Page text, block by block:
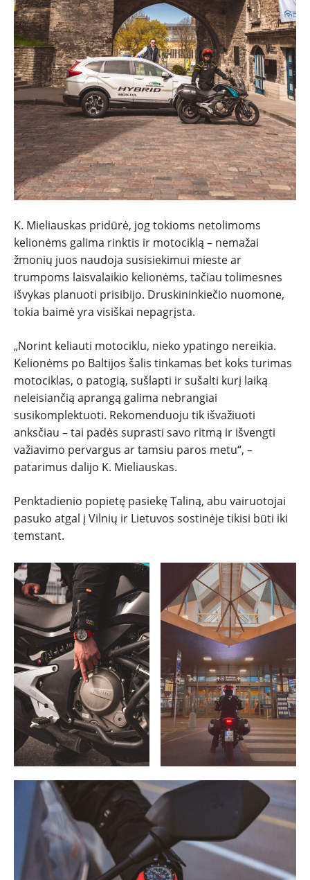
K. Mieliauskas pridūrė, jog tokioms netolimoms
kelionėms galima rinktis ir motociklą – nemažai
žmonių juos naudoja susisiekimui mieste ar
trumpoms laisvalaikio kelionėms, tačiau tolimesnes
išvykas planuoti prisibijo. Druskininkiečio nuomone,
tokia baimė yra visiškai nepagrįsta.
„Norint keliauti motociklu, nieko ypatingo nereikia.
Kelionėms po Baltijos šalis tinkamas bet koks turimas
motociklas, o patogią, sušlapti ir sušalti kurį laiką
neleisiančią aprangą galima nebrangiai
susikomplektuoti. Rekomenduoju tik išvažiuoti
anksčiau – tai padės suprasti savo ritmą ir išvengti
važiavimo pervargus ar tamsiu paros metu“, –
patarimus dalijo K. Mieliauskas.
Penktadienio popietę pasiekę Taliną, abu vairuotojai
pasuko atgal į Vilnių ir Lietuvos sostinėje tikisi būti iki
temstant.